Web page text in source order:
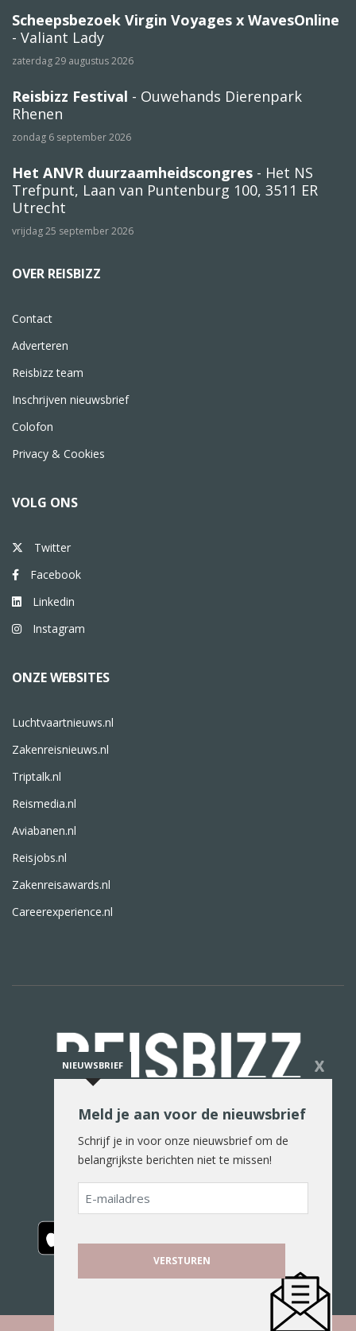
Scheepsbezoek Virgin Voyages x WavesOnline
- Valiant Lady
zaterdag 29 augustus 2026
Reisbizz Festival - Ouwehands Dierenpark
Rhenen
zondag 6 september 2026
Het ANVR duurzaamheidscongres - Het NS
Trefpunt, Laan van Puntenburg 100, 3511 ER
Utrecht
vrijdag 25 september 2026
OVER REISBIZZ
Contact
Adverteren
Reisbizz team
Inschrijven nieuwsbrief
Colofon
Privacy & Cookies
VOLG ONS
Twitter
Facebook
Linkedin
Instagram
ONZE WEBSITES
Luchtvaartnieuws.nl
Zakenreisnieuws.nl
Triptalk.nl
Reismedia.nl
Aviabanen.nl
Reisjobs.nl
Zakenreisawards.nl
Careerexperience.nl
De reiswereld in woord en beeld
NIEUWSBRIEF X
Meld je aan voor de nieuwsbrief
Schrijf je in voor onze nieuwsbrief om de
belangrijkste berichten niet te missen!
E-
mailadres